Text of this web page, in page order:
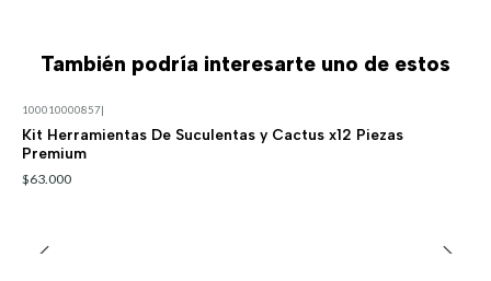
También podría interesarte uno de estos
100010000857|
Kit Herramientas De Suculentas y Cactus x12 Piezas
Premium
$63.000